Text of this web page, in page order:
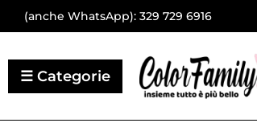
(anche WhatsApp): 329 729 6916